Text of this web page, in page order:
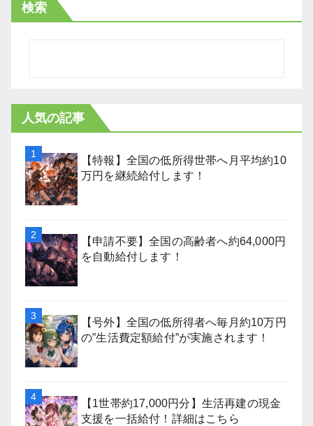
検索
人気の記事
【特報】全国の低所得世帯へ月平均約10
万円を継続給付します！
【申請不要】全国の高齢者へ約64,000円
を自動給付します！
【号外】全国の低所得者へ毎月約10万円
の”生活費定額給付”が実施されます！
【1世帯約17,000円分】生活再建の現金
支援を一括給付！詳細はこちら